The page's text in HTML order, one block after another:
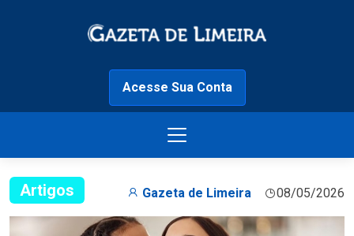
Acesse Sua Conta
Artigos Gazeta de Limeira 08/05/2026